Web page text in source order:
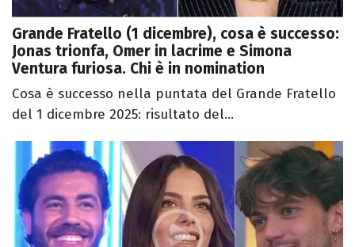
Grande Fratello (1 dicembre), cosa è successo:
Jonas trionfa, Omer in lacrime e Simona
Ventura furiosa. Chi è in nomination
Cosa è successo nella puntata del Grande Fratello
del 1 dicembre 2025: risultato del...